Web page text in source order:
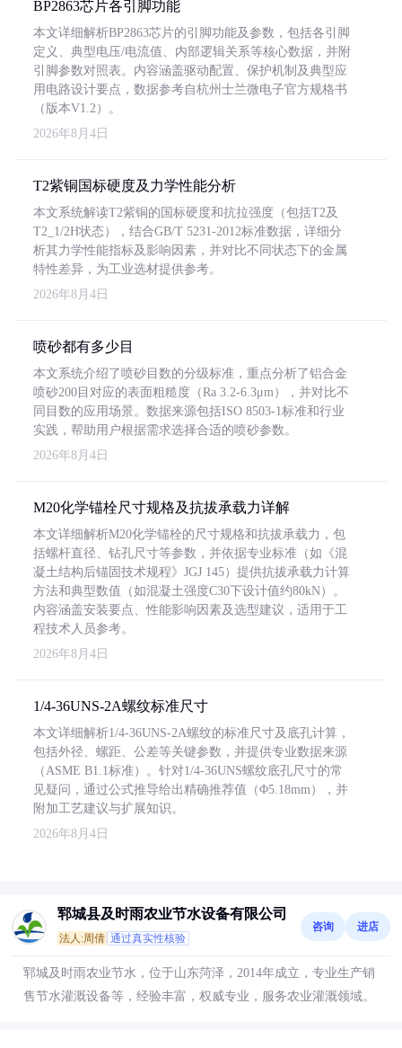
BP2863芯片各引脚功能
本文详细解析BP2863芯片的引脚功能及参数，包括各引脚
定义、典型电压/电流值、内部逻辑关系等核心数据，并附
引脚参数对照表。内容涵盖驱动配置、保护机制及典型应
用电路设计要点，数据参考自杭州士兰微电子官方规格书
（版本V1.2）。
2026年8月4日
T2紫铜国标硬度及力学性能分析
本文系统解读T2紫铜的国标硬度和抗拉强度（包括T2及
T2_1/2H状态），结合GB/T 5231-2012标准数据，详细分
析其力学性能指标及影响因素，并对比不同状态下的金属
特性差异，为工业选材提供参考。
2026年8月4日
喷砂都有多少目
本文系统介绍了喷砂目数的分级标准，重点分析了铝合金
喷砂200目对应的表面粗糙度（Ra 3.2-6.3μm），并对比不
同目数的应用场景。数据来源包括ISO 8503-1标准和行业
实践，帮助用户根据需求选择合适的喷砂参数。
2026年8月4日
M20化学锚栓尺寸规格及抗拔承载力详解
本文详细解析M20化学锚栓的尺寸规格和抗拔承载力，包
括螺杆直径、钻孔尺寸等参数，并依据专业标准（如《混
凝土结构后锚固技术规程》JGJ 145）提供抗拔承载力计算
方法和典型数值（如混凝土强度C30下设计值约80kN）。
内容涵盖安装要点、性能影响因素及选型建议，适用于工
程技术人员参考。
2026年8月4日
1/4-36UNS-2A螺纹标准尺寸
本文详细解析1/4-36UNS-2A螺纹的标准尺寸及底孔计算，
包括外径、螺距、公差等关键参数，并提供专业数据来源
（ASME B1.1标准）。针对1/4-36UNS螺纹底孔尺寸的常
见疑问，通过公式推导给出精确推荐值（Φ5.18mm），并
附加工艺建议与扩展知识。
2026年8月4日
郓城县及时雨农业节水设备有限公司
法人:周倩 通过真实性核验
咨询 进店
郓城及时雨农业节水，位于山东菏泽，2014年成立，专业生产销
售节水灌溉设备等，经验丰富，权威专业，服务农业灌溉领域。